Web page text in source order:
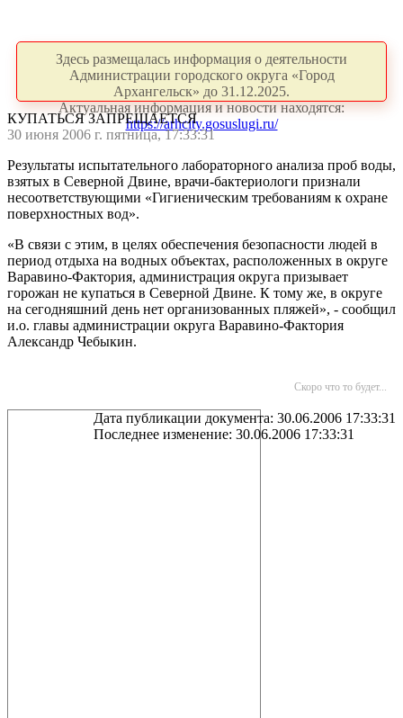
Здесь размещалась информация о деятельности
Администрации городского округа «Город
Архангельск» до 31.12.2025.
Актуальная информация и новости находятся:
https://arhcity.gosuslugi.ru/
КУПАТЬСЯ ЗАПРЕЩАЕТСЯ
30 июня 2006 г. пятница, 17:33:31
Результаты испытательного лабораторного анализа проб воды,
взятых в Северной Двине, врачи-бактериологи признали
несоответствующими «Гигиеническим требованиям к охране
поверхностных вод».
«В связи с этим, в целях обеспечения безопасности людей в
период отдыха на водных объектах, расположенных в округе
Варавино-Фактория, администрация округа призывает
горожан не купаться в Северной Двине. К тому же, в округе
на сегодняшний день нет организованных пляжей», - сообщил
и.о. главы администрации округа Варавино-Фактория
Александр Чебыкин.
Скоро что то будет...
Дата публикации документа: 30.06.2006 17:33:31
Последнее изменение: 30.06.2006 17:33:31